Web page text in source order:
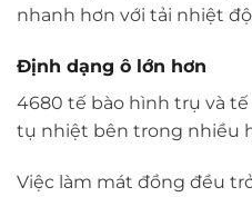
nhanh hơn với tải nhiệt
Định dạng ô lớn hơn
4680 tế bào hình trụ và
tụ nhiệt bên trong nhiều
Việc làm mát đồng đều